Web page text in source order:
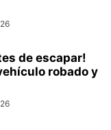
de escapar!
robado y